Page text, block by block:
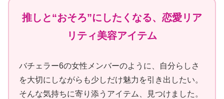
推しと“おそろ”にしたくなる、恋愛リア
リティ美容アイテム
バチェラー6の女性メンバーのように、自分らしさ
を大切にしながらも少しだけ魅力を引き出したい。
そんな気持ちに寄り添うアイテム、見つけました。